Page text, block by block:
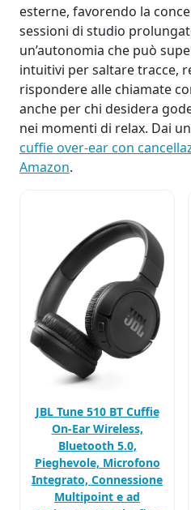
esterne, favorendo la
sessioni di studio
un’autonomia che può
intuitivi per saltare tracce,
rispondere alle chiamate
anche per chi desidera
nei momenti di relax. Dai
cuffie over-ear con
Amazon.
JBL Tune 510 BT Cuffie
On-Ear Wireless,
Bluetooth 5.0,
Pieghevole, Microfono
Integrato, Connessione
Multipoint e ad